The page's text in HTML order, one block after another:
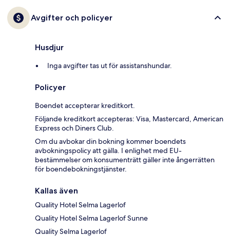
Avgifter och policyer
Husdjur
Inga avgifter tas ut för assistanshundar.
Policyer
Boendet accepterar kreditkort.
Följande kreditkort accepteras: Visa, Mastercard, American
Express och Diners Club.
Om du avbokar din bokning kommer boendets
avbokningspolicy att gälla. I enlighet med EU-
bestämmelser om konsumenträtt gäller inte ångerrätten
för boendebokningstjänster.
Kallas även
Quality Hotel Selma Lagerlof
Quality Hotel Selma Lagerlof Sunne
Quality Selma Lagerlof